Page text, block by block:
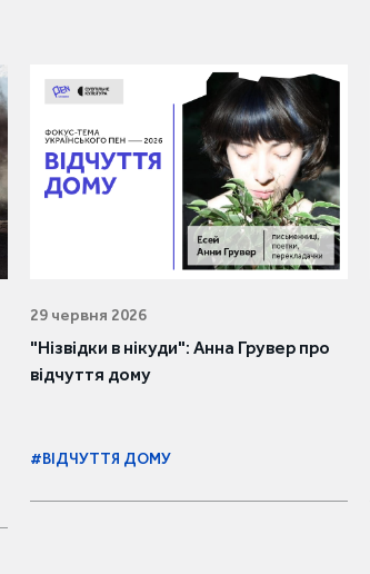
29 червня 2026
"Нізвідки в нікуди": Анна Грувер про
відчуття дому
#ВІДЧУТТЯ ДОМУ